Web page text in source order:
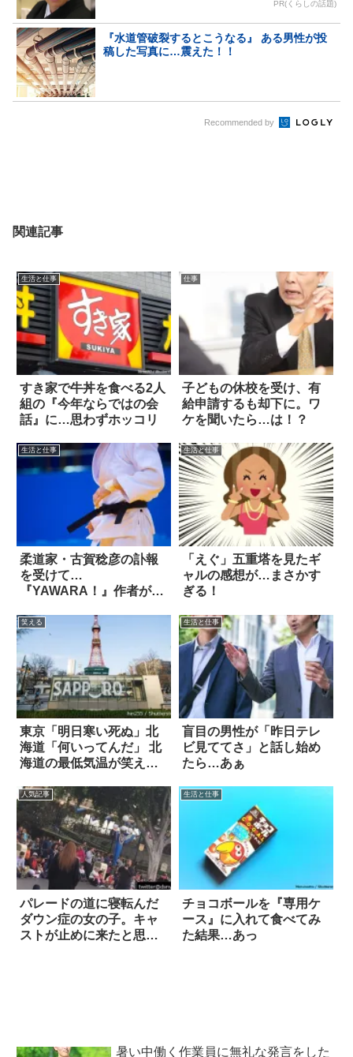
PR(くらしの話題)
『水道管破裂するとこうなる』 ある男性が投
稿した写真に…震えた！！
Recommended by
関連記事
生活と仕事
すき家で牛丼を食べる2人
組の『今年ならではの会
話』に…思わずホッコリ
仕事
子どもの休校を受け、有
給申請するも却下に。ワ
ケを聞いたら…は！？
生活と仕事
柔道家・古賀稔彦の訃報
を受けて…
『YAWARA！』作者が明
生活と仕事
「えぐ」五重塔を見たギ
ャルの感想が…まさかす
ぎる！
笑える
東京「明日寒い死ぬ」北
海道「何いってんだ」 北
海道の最低気温が笑えな
生活と仕事
盲目の男性が「昨日テレ
ビ見ててさ」と話し始め
たら…あぁ
人気記事
パレードの道に寝転んだ
ダウン症の女の子。キャ
ストが止めに来たと思っ
生活と仕事
チョコボールを『専用ケ
ース』に入れて食べてみ
た結果…あっ
暑い中働く作業員に無礼な発言をした